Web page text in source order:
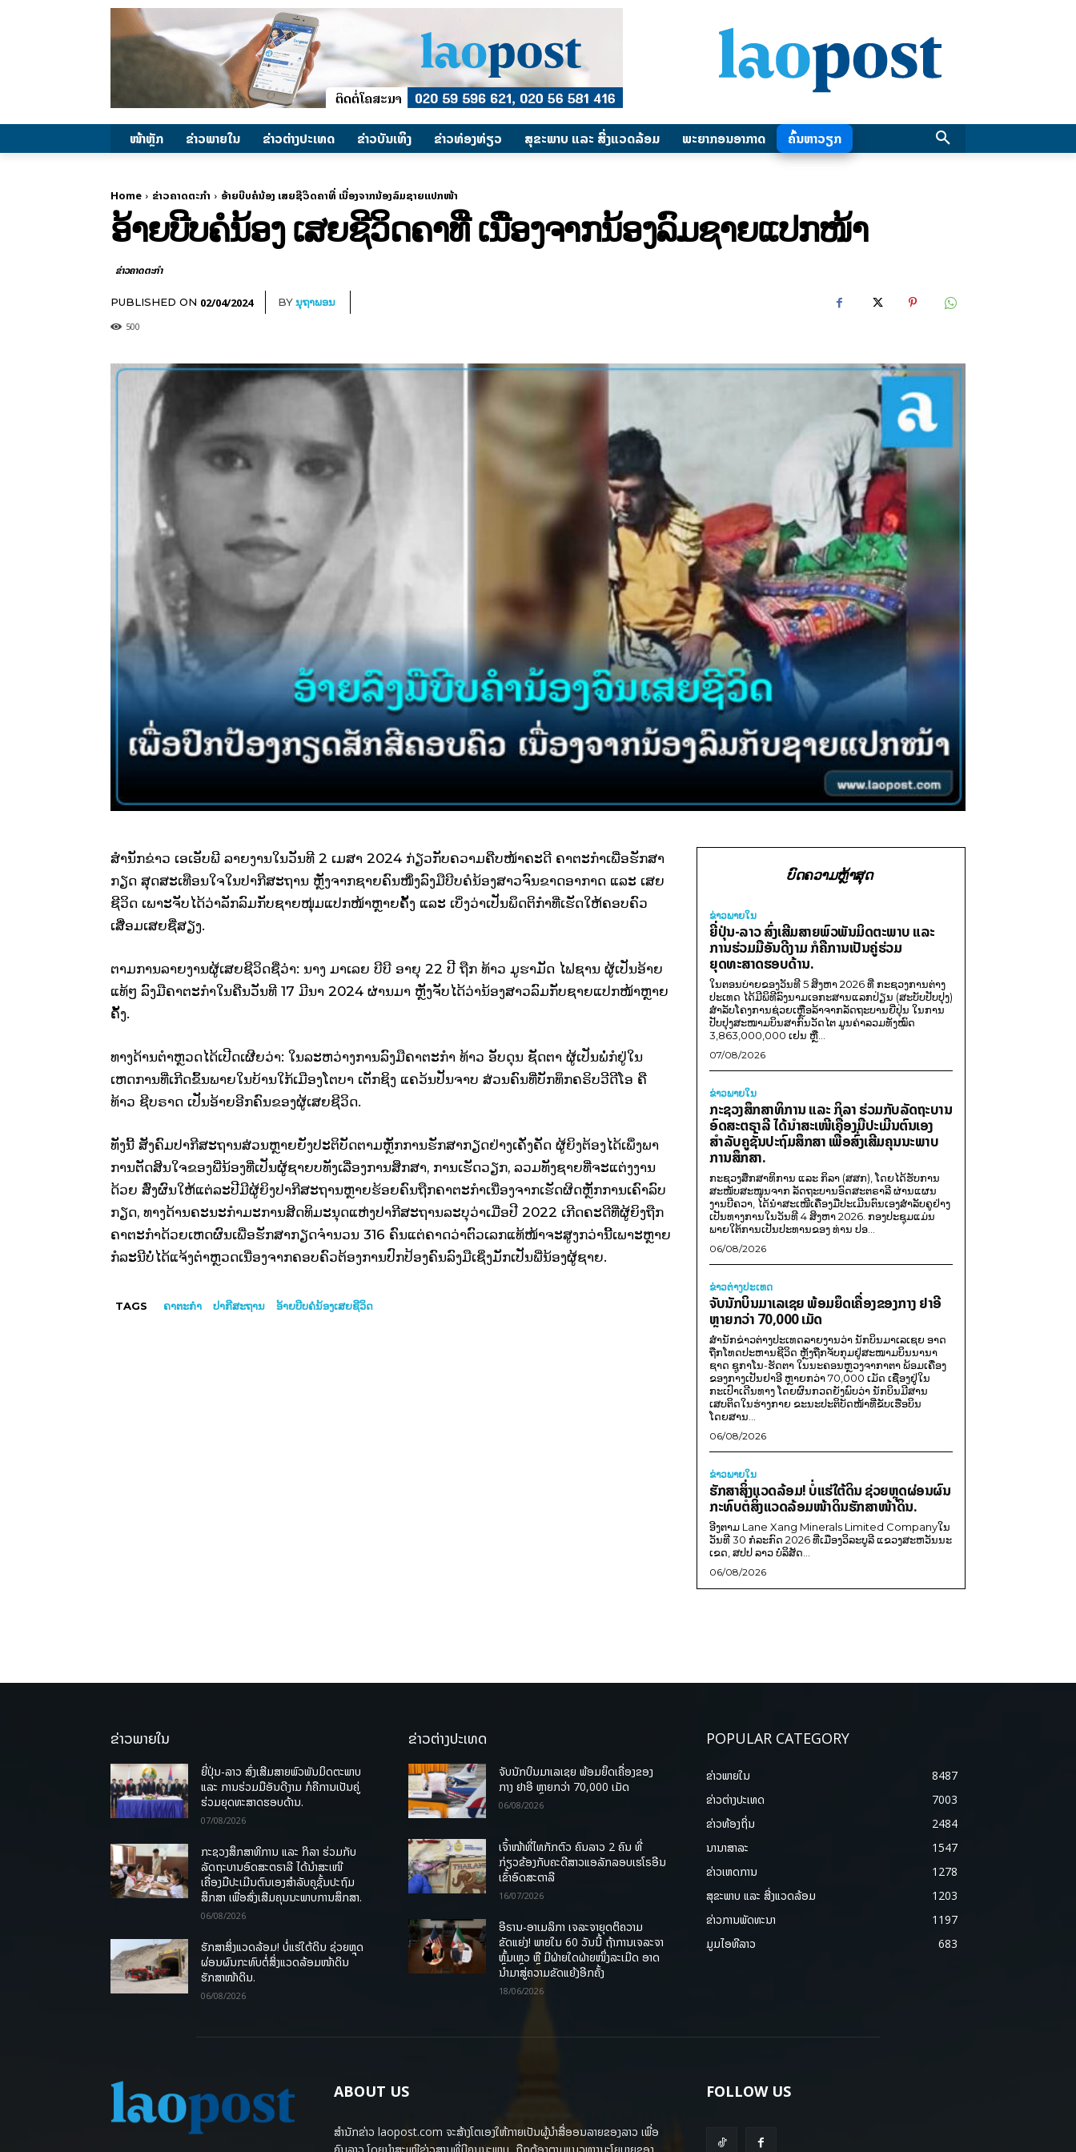
ໜ້າຫຼັກ ຂ່າວພາຍ​ໃນ ຂ່າວຕ່າງປະເທດ ​ຂ່າວບັນເທິງ ​ຂ່າວທ່ອງທ່ຽວ ສຸຂະພາບ ແລະ ສີ່ງແວດລ້ອມ ພະຍາກອນອາກາດ ຄົ້ນຫາວຽກ
Home ຂ່າວຄາດຕະກຳ ອ້າຍບີບຄໍນ້ອງ ເສຍຊີວິດຄາທີ່ ເນື່ອງຈາກນ້ອງລົມຊາຍແປກໜ້າ
ອ້າຍບີບຄໍນ້ອງ ເສຍຊີວິດຄາທີ່ ເນື່ອງຈາກນ້ອງລົມຊາຍແປກໜ້າ
ຂ່າວຄາດຕະກຳ
PUBLISHED ON 02/04/2024 BYນຸຖາພອນ
500
ສຳນັກຂ່າວ ເອເອັບພີ ລາຍງານໃນວັນທີ 2 ເມສາ 2024 ກ່ຽວກັບຄວາມຄືບໜ້າຄະດີ ຄາຕະກຳເພື່ອຮັກສາ
ກຽດ ສຸດສະເທືອນໃຈໃນປາກີສະຖານ ຫຼັງຈາກຊາຍຄົນໜຶ່ງລົງມືບີບຄໍນ້ອງສາວຈົນຂາດອາກາດ ແລະ ເສຍ
ຊີວິດ ເພາະຈັບໄດ້ວ່າລັກລົມກັບຊາຍໜຸ່ມແປກໜ້າຫຼາຍຄັ້ງ ແລະ ເບິ່ງວ່າເປັນພຶດຕິກຳທີ່ເຮັດໃຫ້ຄອບຄົວ
ເສື່ອມເສຍຊື່ສຽງ.
ຕາມການລາຍງານຜູ້ເສຍຊີວິດຊື່ວ່່າ: ນາງ ມາເລຍ ບີບີ ອາຍຸ 22 ປີ ຖືກ ທ້າວ ມູຮາມັດ ໄຟຊານ ຜູ້ເປັນອ້າຍ
ແທ້ໆ ລົງມືຄາຕະກຳໃນຄືນວັນທີ 17 ມີນາ 2024 ຜ່ານມາ ຫຼັງຈັບໄດ້ວ່ານ້ອງສາວລົມກັບຊາຍແປກໜ້າຫຼາຍ
ຄັ້ງ.
ທາງດ້ານຕຳຫຼວດໄດ້ເປີດເຜີຍວ່າ: ໃນລະຫວ່າງການລົງມືຄາຕະກຳ ທ້າວ ອັບດຸນ ຊັດຕາ ຜູ້ເປັນພໍ່ກໍຢູ່ໃນ
ເຫດການທີ່ເກີດຂຶ້ນພາຍໃນບ້ານໃກ້ເມືອງໂຕບາ ເຕັກຊິງ ແຄວ້ນປັນຈາບ ສ່ວນຄົນທີ່ບັກທຶກຄຣິບວີດີໂອ ຄື
ທ້າວ ຊີບຣາດ ເປັນອ້າຍອີກຄົນຂອງຜູ້ເສຍຊີວິດ.
ທັງນີ້ ສັງຄົມປາກີສະຖານສ່ວນຫຼາຍຍັງປະຕິບັດຕາມຫຼັກການຮັກສາກຽດຢ່າງເຄັ່ງຄັດ ຜູ້ຍິງຕ້ອງໄດ້ເພຶ່ງພາ
ການຕັດສິນໃຈຂອງພີ່ນ້ອງທີ່ເປັນຜູ້ຊາຍບທັງເລື່ອງການສຶກສາ, ການເຮັດວຽກ, ລວມທັງຊາຍທີ່ຈະແຕ່ງງານ
ດ້ວຍ ສົ່ງຜົນໃຫ້ແຕ່ລະປີມີຜູ້ຍິງປາກີສະຖານຫຼາຍຮ້ອຍຄົນຖືກຄາຕະກຳເນື່ອງຈາກເຮັດຜິດຫຼັກການເຄົາລົບ
ກຽດ, ທາງດ້ານຄະນະກຳມະການສິດທິມະນຸດແຫ່ງປາກີສະຖານລະບຸວ່າເມື່ອປີ 2022 ເກີດຄະດີທີ່ຜູ້ຍິງຖືກ
ຄາຕະກຳດ້ວຍເຫດຜົນເພື່ອຮັກສາກຽດຈຳນວນ 316 ຄົນແຕ່ຄາດວ່າຕົວເລກແທ້ໜ້າຈະສູງກວ່ານີ້ເພາະຫຼາຍ
ກໍລະນີບໍ່ໄດ້ແຈ້ງຕຳຫຼວດເນື່ອງຈາກຄອບຄົວຕ້ອງການປົກປ້ອງຄົນລົງມືເຊິ່ງມັກເປັນພີ່ນ້ອງຜູ້ຊາຍ.
TAGS ຄາຕະກຳ ປາກີສະຖານ ອ້າຍບີບຄໍນ້ອງເສຍຊີວິດ
ບົດຄວາມຫຼ້າສຸດ
ຂ່າວພາຍ​ໃນ
ຍີ່ປຸ່ນ-ລາວ ສົ່ງເສີມສາຍພົວພັນມິດຕະພາບ ແລະ
ການຮ່ວມມືອັນດີງາມ ກໍຄືການເປັນຄູ່ຮ່ວມ
ຍຸດທະສາດຮອບດ້ານ.
ໃນຕອນບ່າຍຂອງວັນທີ 5 ສິງຫາ 2026 ທີ່ ກະຊວງການຕ່າງ
ປະເທດ ໄດ້ມີພິທີລົງນາມເອກະສານແລກປ່ຽນ (ສະບັບປັບປຸງ)
ສໍາລັບໂຄງການຊ່ວຍເຫຼືອລ້າຈາກລັດຖະບານຍີ່ປຸ່ນ ໃນການ
ປັບປຸງສະໜາມບິນສາກົນວັດໄຕ ມູນຄ່າລວມທັງໝົດ
3,863,000,000 ເຢນ ຫຼື...
07/08/2026
ຂ່າວພາຍ​ໃນ
ກະຊວງສຶກສາທິການ ແລະ ກິລາ ຮ່ວມກັບລັດຖະບານ
ອົດສະຕຣາລີ ໄດ້ນຳສະເໜີເຄື່ອງມືປະເມີນຕົນເອງ
ສຳລັບຄູຊັ້ນປະຖົມສຶກສາ ເພື່ອສົ່ງເສີມຄຸນນະພາບ
ການສຶກສາ.
ກະຊວງສຶກສາທິການ ແລະ ກິລາ (ສສກ), ໂດຍໄດ້ຮັບການ
ສະໜັບສະໜູນຈາກ ລັດຖະບານອົດສະຕຣາລີ ຜ່ານແຜນ
ງານບີຄວາ, ໄດ້ນຳສະເໜີເຄື່ອງມືປະເມີນຕົນເອງສຳລັບຄູຢ່າງ
ເປັນທາງການໃນວັນທີ 4 ສິງຫາ 2026. ກອງປະຊຸມແມ່ນ
ພາຍໃຕ້ການເປັນປະທານຂອງ ທ່ານ ປອ...
06/08/2026
ຂ່າວຕ່າງປະເທດ
ຈັບນັກບິນມາເລເຊຍ ພ້ອມຍຶດເຄື່ອງຂອງກາງ ຢາອີ
ຫຼາຍກວ່າ 70,000 ເມັດ
ສຳນັກຂ່າວຕ່າງປະເທດລາຍງານວ່າ ນັກບິນມາເລເຊຍ ອາດ
ຖືກໂທດປະຫານຊີວິດ ຫຼັງຖືກຈັບກຸມຢູ່ສະໜາມບິນນານາ
ຊາດ ຊູກາໂນ-ຮັດຕາ ໃນນະຄອນຫຼວງຈາກາຕາ ພ້ອມເຄື່ອງ
ຂອງກາງເປັນຢາອີ ຫຼາຍກວ່າ 70,000 ເມັດ ເຊື່ອງຢູ່ໃນ
ກະເປົາເດີນທາງ ໂດຍຜົນກວດຍັງພົບວ່າ ນັກບິນມີສານ
ເສບຕິດໃນຮ່າງກາຍ ຂະນະປະຕິບັດໜ້າທີ່ຂັບເຮືອບິນ
ໂດຍສານ...
06/08/2026
ຂ່າວພາຍ​ໃນ
ຮັກສາສິ່ງແວດລ້ອມ! ບໍ່ແຮ່ໃຕ້ດິນ ຊ່ວຍຫຼຸດຜ່ອນຜົນ
ກະທົບຕໍ່ສິ່ງແວດລ້ອມໜ້າດິນຮັກສາໜ້າດິນ.
ອີງຕາມ Lane Xang Minerals Limited Companyໃນ
ວັນທີ 30 ກໍລະກົດ 2026 ທີ່ເມືອງວິລະບູລີ ແຂວງສະຫວັນນະ
ເຂດ, ສປປ ລາວ ບໍລິສັດ...
06/08/2026
ຂ່າວພາຍໃນ
ຍີ່ປຸ່ນ-ລາວ ສົ່ງເສີມສາຍພົວພັນມິດຕະພາບ
ແລະ ການຮ່ວມມືອັນດີງາມ ກໍຄືການເປັນຄູ່
ຮ່ວມຍຸດທະສາດຮອບດ້ານ.
07/08/2026
ກະຊວງສຶກສາທິການ ແລະ ກິລາ ຮ່ວມກັບ
ລັດຖະບານອົດສະຕຣາລີ ໄດ້ນຳສະເໜີ
ເຄື່ອງມືປະເມີນຕົນເອງສຳລັບຄູຊັ້ນປະຖົມ
ສຶກສາ ເພື່ອສົ່ງເສີມຄຸນນະພາບການສຶກສາ.
06/08/2026
ຮັກສາສິ່ງແວດລ້ອມ! ບໍ່ແຮ່ໃຕ້ດິນ ຊ່ວຍຫຼຸດ
ຜ່ອນຜົນກະທົບຕໍ່ສິ່ງແວດລ້ອມໜ້າດິນ
ຮັກສາໜ້າດິນ.
06/08/2026
ຂ່າວຕ່າງປະເທດ
ຈັບນັກບິນມາເລເຊຍ ພ້ອມຍຶດເຄື່ອງຂອງ
ກາງ ຢາອີ ຫຼາຍກວ່າ 70,000 ເມັດ
06/08/2026
ເຈົ້າໜ້າທີ່ໄທກັກຕົວ ຄົນລາວ 2 ຄົນ ທີ່
ກ່ຽວຂ້ອງກັບຄະດີສາວແອລັກລອບເຮໂຣອີນ
ເຂົ້າອົດສະຕາລີ
16/07/2026
ອີຣານ-ອາເມລິກາ ເຈລະຈາຍຸດຕິຄວາມ
ຂັດແຍ່ງ! ພາຍໃນ 60 ວັນນີ້ ຖ້າການເຈລະຈາ
ຫຼົ້ມເຫຼວ ຫຼື ມີຝ່າຍໃດຝ່າຍໜຶ່ງລະເມີດ ອາດ
ນໍາມາສູ່ຄວາມຂັດແຍ້ງອີກຄັ້ງ
18/06/2026
POPULAR CATEGORY
ຂ່າວພາຍ​ໃນ
8487
ຂ່າວຕ່າງປະເທດ
7003
ຂ່າວທ້ອງຖິ່ນ
2484
ນານາສາລະ
1547
ຂ່າວເຫດການ
1278
ສຸຂະພາບ ແລະ ສີ່ງແວດລ້ອມ
1203
ຂ່າວການພັດທະນາ
1197
ມູມໄອທີລາວ
683
ABOUT US
ສຳນັກຂ່າວ laopost.com ຈະສ້າງໂຕເອງໃຫ້ກາຍເປັນຜູ້ນຳສື່ອອນລາຍຂອງລາວ ເພື່ອ
ຄົນລາວ ໂດຍນຳສະເໜີຂ່າວສານທີ່ມີຄຸນນະພາບ, ຖືກຕ້ອງຕາມແນວທາງນະໂຍບາຍຂອງ
FOLLOW US